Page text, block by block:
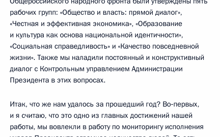
рабочих групп: «Общество и власть: прямой диалог»,
«Честная и эффективная экономика», «Образование
и культура как основа национальной идентичности»,
«Социальная справедливость» и «Качество повседневной
жизни». Также мы наладили постоянный и конструктивный
диалог с Контрольным управлением Администрации
Президента в этих вопросах.
Итак, что же нам удалось за прошедший год? Во‑первых,
и я считаю, что это одно из главных достижений нашей
работы, мы вовлекли в работу по мониторингу исполнения